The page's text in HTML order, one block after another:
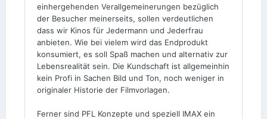
einhergehenden Verallgemeinerungen bezüglich
der Besucher meinerseits, sollen verdeutlichen
dass wir Kinos für Jedermann und Jederfrau
anbieten. Wie bei vielem wird das Endprodukt
konsumiert, es soll Spaß machen und alternativ zur
Lebensrealität sein. Die Kundschaft ist allgemeinhin
kein Profi in Sachen Bild und Ton, noch weniger in
originaler Historie der Filmvorlagen.
Ferner sind PFL Konzepte und speziell IMAX ein